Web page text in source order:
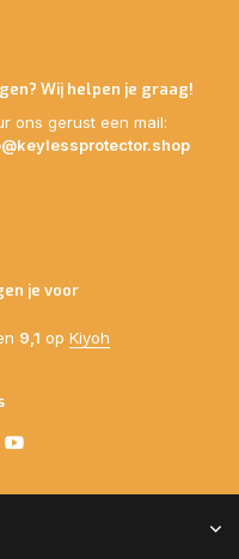
Wij helpen je graag!
ons gerust een mail:
je voor
9,1 op Kiyoh